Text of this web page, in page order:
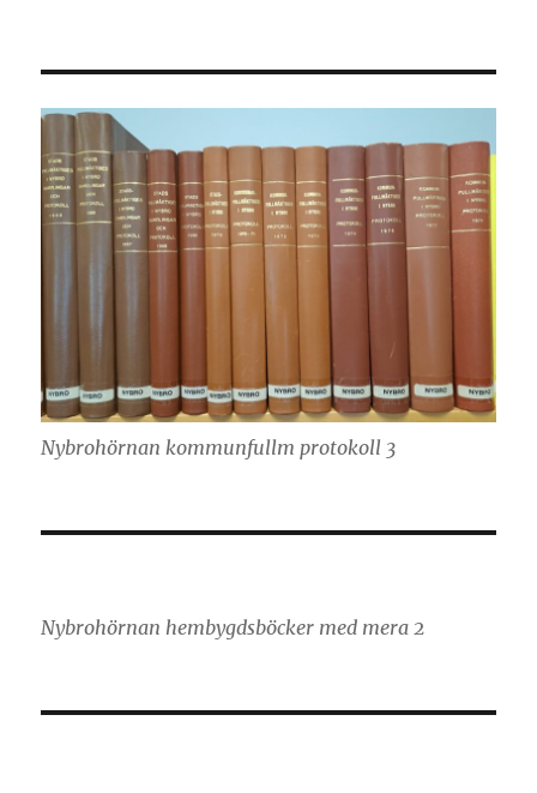
Nybrohörnan kommunfullm protokoll 3
Nybrohörnan hembygdsböcker med mera 2